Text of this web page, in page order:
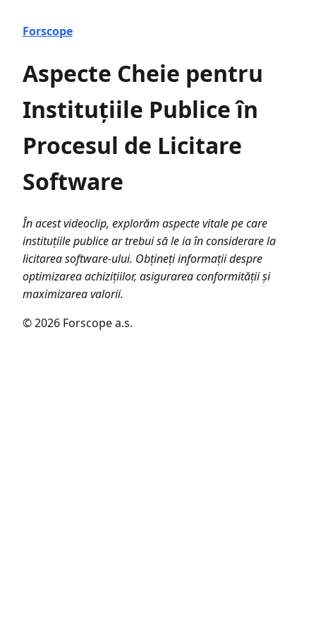
Forscope
Aspecte Cheie pentru
Instituțiile Publice în
Procesul de Licitare
Software
În acest videoclip, explorăm aspecte vitale pe care
instituțiile publice ar trebui să le ia în considerare la
licitarea software-ului. Obțineți informații despre
optimizarea achizițiilor, asigurarea conformității și
maximizarea valorii.
© 2026 Forscope a.s.